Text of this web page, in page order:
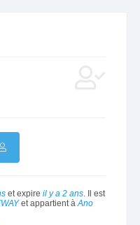
et expire il y a 2 ans. Il est
et appartient àAno